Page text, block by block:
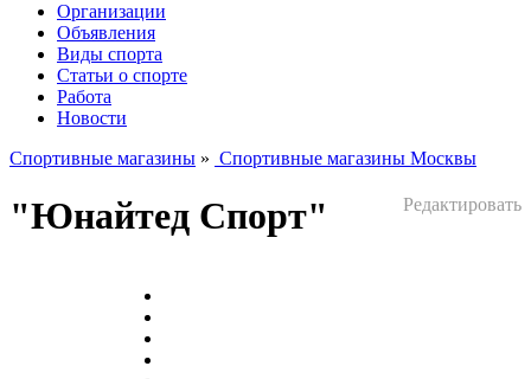
Организации
Объявления
Виды спорта
Статьи о спорте
Работа
Новости
Спортивные магазины » Спортивные магазины Москвы
Редактировать
"Юнайтед Спорт"